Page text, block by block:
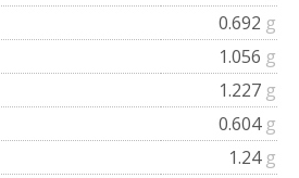
0.692 g
1.056 g
1.227 g
0.604 g
1.24 g